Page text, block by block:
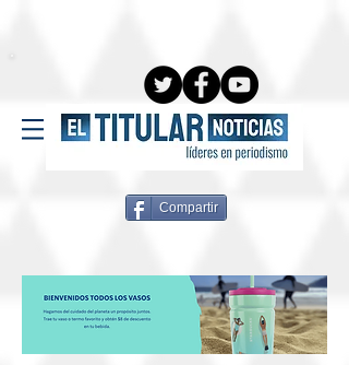
Compartir